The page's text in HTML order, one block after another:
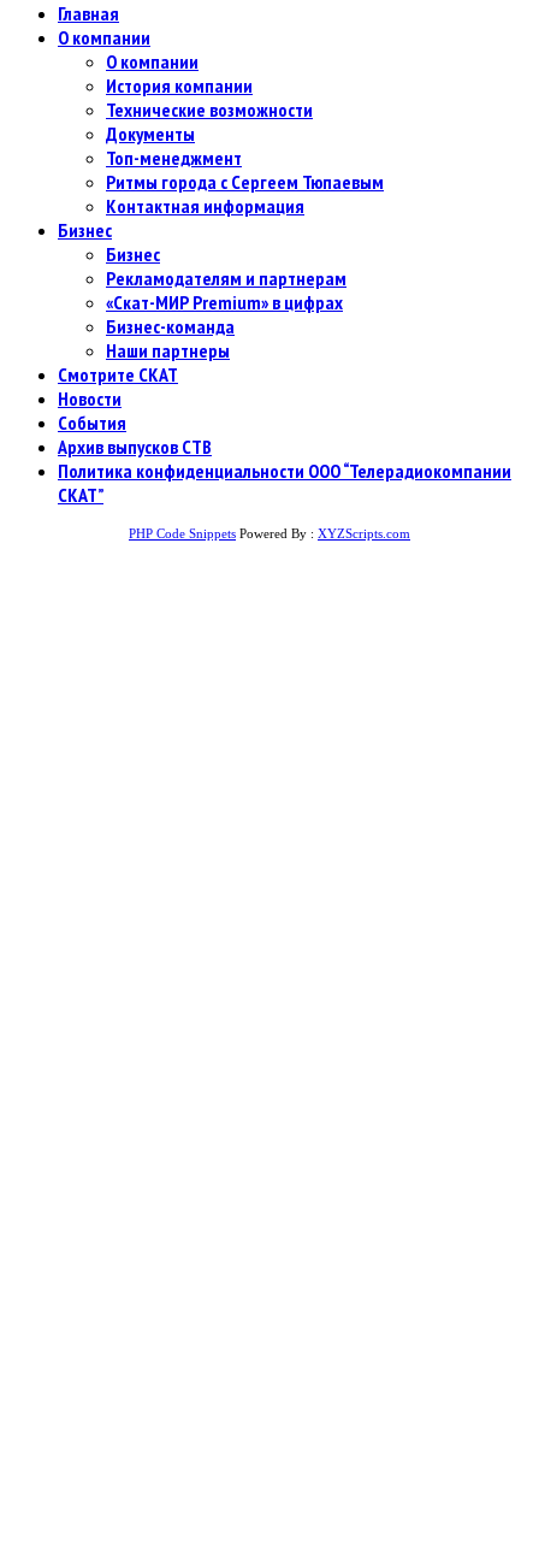
Главная
О компании
О компании
История компании
Технические возможности
Документы
Топ-менеджмент
Ритмы города с Сергеем Тюпаевым
Контактная информация
Бизнес
Бизнес
Рекламодателям и партнерам
«Скат-МИР Premium» в цифрах
Бизнес-команда
Наши партнеры
Смотрите СКАТ
Новости
События
Архив выпусков СТВ
Политика конфиденциальности ООО “Телерадиокомпании
СКАТ”
PHP Code Snippets Powered By : XYZScripts.com